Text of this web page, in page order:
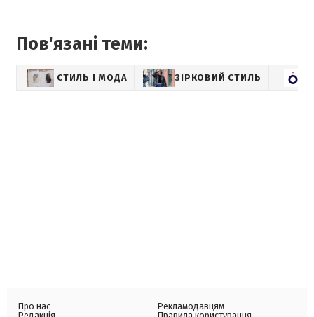
Пов'язані теми:
СТИЛЬ І МОДА ЗІРКОВИЙ СТИЛЬ
Про нас
Рекламодавцям